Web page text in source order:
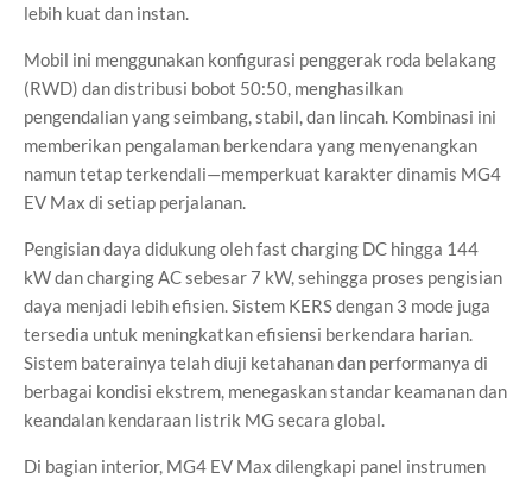
lebih kuat dan instan.
Mobil ini menggunakan konfigurasi penggerak roda belakang
(RWD) dan distribusi bobot 50:50, menghasilkan
pengendalian yang seimbang, stabil, dan lincah. Kombinasi ini
memberikan pengalaman berkendara yang menyenangkan
namun tetap terkendali—memperkuat karakter dinamis MG4
EV Max di setiap perjalanan.
Pengisian daya didukung oleh fast charging DC hingga 144
kW dan charging AC sebesar 7 kW, sehingga proses pengisian
daya menjadi lebih efisien. Sistem KERS dengan 3 mode juga
tersedia untuk meningkatkan efisiensi berkendara harian.
Sistem baterainya telah diuji ketahanan dan performanya di
berbagai kondisi ekstrem, menegaskan standar keamanan dan
keandalan kendaraan listrik MG secara global.
Di bagian interior, MG4 EV Max dilengkapi panel instrumen